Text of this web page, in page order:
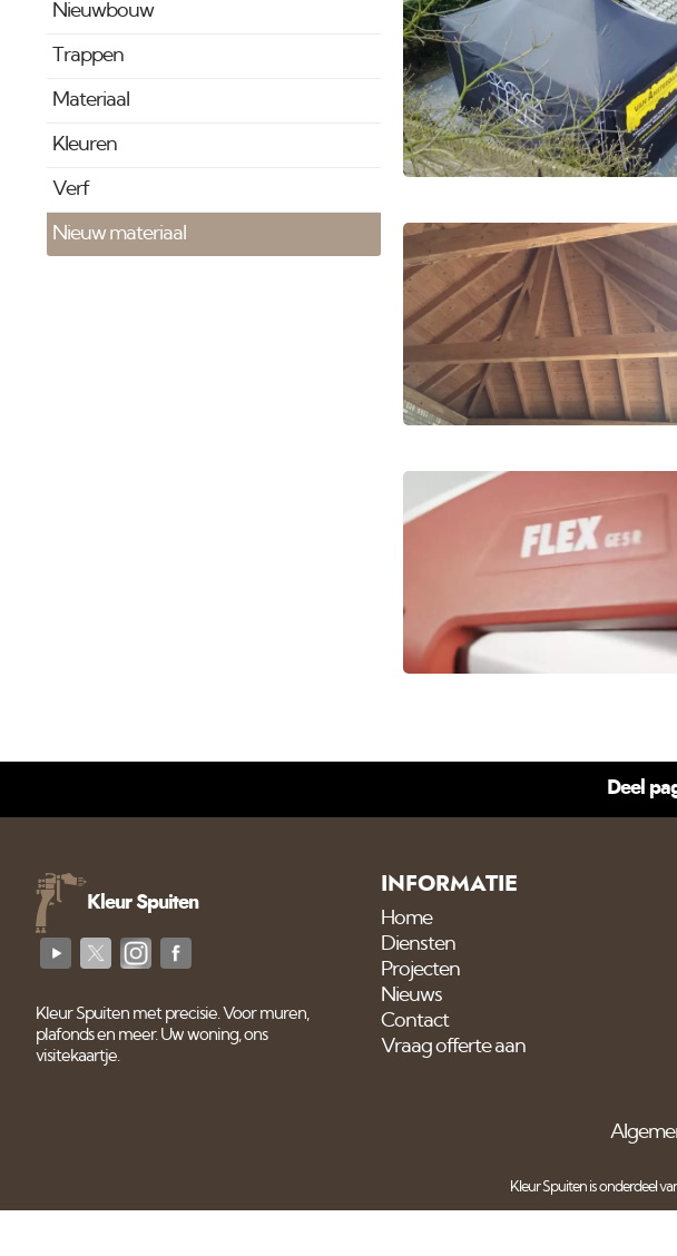
Nieuwbouw
Trappen
Materiaal
Kleuren
Verf
Nieuw materiaal
Deel
Kleur Spuiten
Kleur Spuiten met precisie. Voor muren,
plafonds en meer. Uw woning, ons
visitekaartje.
INFORMATIE
Home
Diensten
Projecten
Nieuws
Contact
Vraag offerte aan
Kleur Spuiten is onderdeel